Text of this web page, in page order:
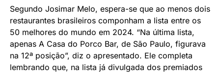
Segundo Josimar Melo, espera-se que ao menos dois
restaurantes brasileiros componham a lista entre os
50 melhores do mundo em 2024. “Na última lista,
apenas A Casa do Porco Bar, de São Paulo, figurava
na 12ª posição”, diz o apresentado. Ele completa
lembrando que, na lista já divulgada dos premiados